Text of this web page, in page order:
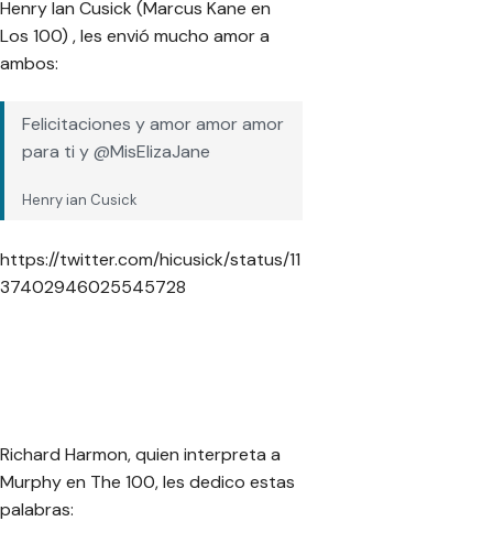
— Marie Avgeropoulos
(@iamAvgeropoulos)June 8,
2019
Henry Ian Cusick (Marcus Kane en
Los 100) , les envió mucho amor a
ambos:
Felicitaciones y amor amor amor
para ti y @MisElizaJane
Henry ian Cusick
https://twitter.com/hicusick/status/11
37402946025545728
Richard Harmon, quien interpreta a
Murphy en The 100, les dedico estas
palabras: